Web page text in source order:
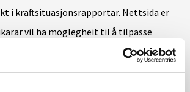
i kraftsituasjonsrapportar. Nettsida er
vil ha moglegheit til å tilpasse
og tidsperiode. Vi tek gjerne imot
kan bidra til å forbetre rapporten.